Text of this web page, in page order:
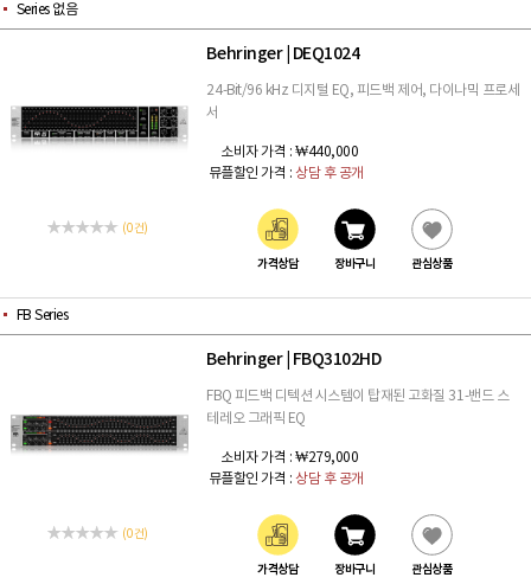
Series 없음
(0 건)
Behringer DEQ1024
24-Bit/96 kHz 디지털 EQ, 피드백 제어, 다이나믹 프로세
서
소비자 가격 : ₩440,000
뮤플할인 가격 : 상담 후 공개
가격상담 장바구니 관심상품
FB Series
(0 건)
Behringer FBQ3102HD
FBQ 피드백 디텍션 시스템이 탑재된 고화질 31-밴드 스
테레오 그래픽 EQ
소비자 가격 : ₩279,000
뮤플할인 가격 : 상담 후 공개
가격상담 장바구니 관심상품